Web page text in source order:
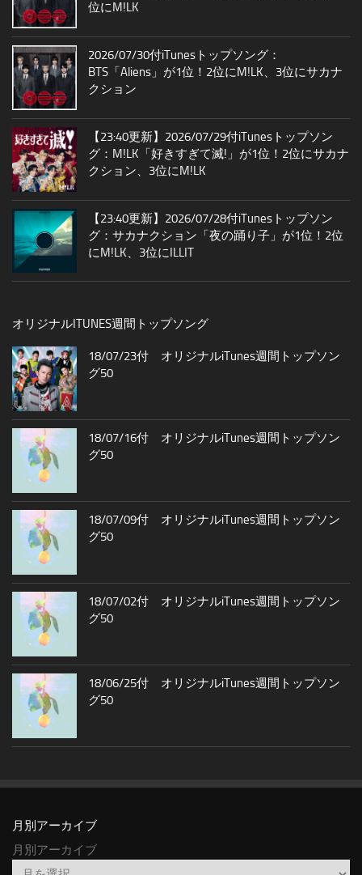
位にM!LK
2026/07/30付iTunesトップソング：
BTS「Aliens」が1位！2位にM!LK、3位にサカナ
クション
【23:40更新】2026/07/29付iTunesトップソン
グ：M!LK「好きすぎて滅!」が1位！2位にサカナ
クション、3位にM!LK
【23:40更新】2026/07/28付iTunesトップソン
グ：サカナクション「夜の踊り子」が1位！2位
にM!LK、3位にILLIT
オリジナルITUNES週間トップソング
18/07/23付 オリジナルiTunes週間トップソン
グ50
18/07/16付 オリジナルiTunes週間トップソン
グ50
18/07/09付 オリジナルiTunes週間トップソン
グ50
18/07/02付 オリジナルiTunes週間トップソン
グ50
18/06/25付 オリジナルiTunes週間トップソン
グ50
月別アーカイブ
月別アーカイブ